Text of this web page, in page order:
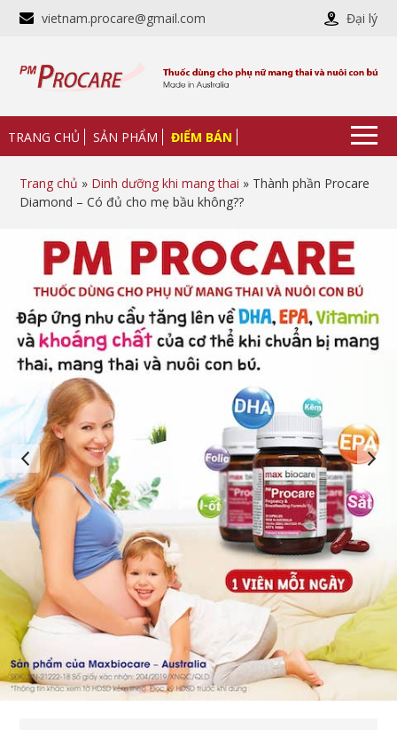
vietnam.procare@gmail.com Đại lý
TRANG CHỦ SẢN PHẨM ĐIỂM BÁN
Trang chủ » Dinh dưỡng khi mang thai » Thành phần Procare
Diamond – Có đủ cho mẹ bầu không??